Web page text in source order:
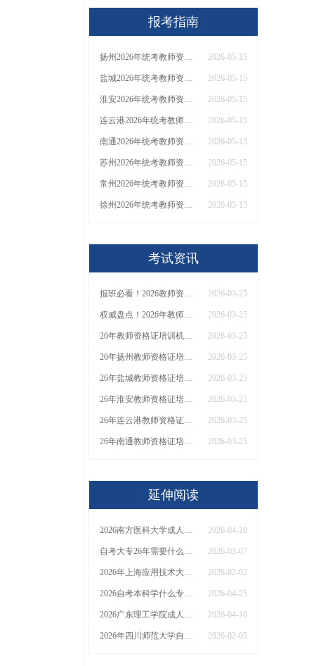
报考指南
扬州2026年统考教师资格证能直接花钱买吗？ 2026-05-15
盐城2026年统考教师资格证能直接花钱买吗？ 2026-05-15
淮安2026年统考教师资格证能直接花钱买吗？ 2026-05-15
连云港2026年统考教师资格证能直接花钱买吗？ 2026-05-15
南通2026年统考教师资格证能直接花钱买吗？ 2026-05-15
苏州2026年统考教师资格证能直接花钱买吗？ 2026-05-15
常州2026年统考教师资格证能直接花钱买吗？ 2026-05-15
徐州2026年统考教师资格证能直接花钱买吗？ 2026-05-15
考试资讯
报班必看！2026教师资格证报考培训班推荐榜TOP5！ 2026-03-25
权威盘点！2026年教师资格证十大知名机构排名与选择全攻略 2026-03-25
26年教师资格证培训机构哪个好？值得推荐有？ 2026-03-25
26年扬州教师资格证培训机构哪个好？值得推荐有？ 2026-03-25
26年盐城教师资格证培训机构哪个好？值得推荐有？ 2026-03-25
26年淮安教师资格证培训机构哪个好？值得推荐有？ 2026-03-25
26年连云港教师资格证培训机构哪个好？值得推荐有？ 2026-03-25
26年南通教师资格证培训机构哪个好？值得推荐有？ 2026-03-25
延伸阅读
2026南方医科大学成人自考本科报名简章【全】 2026-04-10
自考大专26年需要什么条件？考哪些科目？ 2026-03-07
2026年上海应用技术大学自考会展经济与管理（本）考试须知：科目+入口+费用 2026-02-02
2026自考本科学什么专业比较好考公务员？文凭有大用吗？ 2026-04-25
2026广东理工学院成人自考本科报名简章【全】 2026-04-10
2026年四川师范大学自考汉语言文学（本）考试须知：科目+入口+费用 2026-02-05